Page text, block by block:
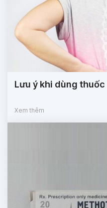
Lưu ý khi dùng
Xem thêm